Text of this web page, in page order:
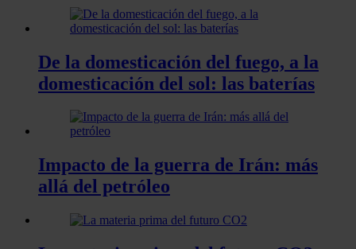
De la domesticación del fuego, a la
domesticación del sol: las baterías
Impacto de la guerra de Irán: más
allá del petróleo